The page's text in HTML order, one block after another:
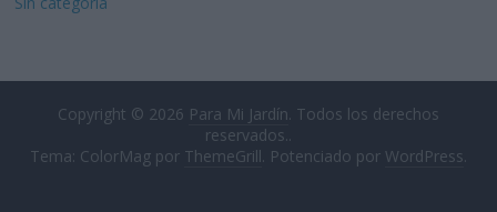
Copyright © 2026 Para Mi Jardín. Todos los derechos
reservados..
Tema: ColorMag por ThemeGrill. Potenciado por WordPress.